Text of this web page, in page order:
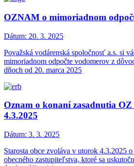
OZNAM o mimoriadnom
Dátum: 20. 3. 2025
Považská vodárenská spoločnosť a.s. si
mimoriadnom odpočte vodomerov z
dňoch od 20. marca 2025
Oznam o konaní zasadnutia
4.3.2025
Dátum: 3. 3. 2025
Starosta obce zvoláva v utorok 4.3.2025
obecného zastupiteľstva, ktoré sa